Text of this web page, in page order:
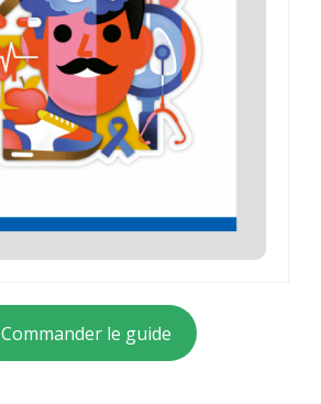
Commander le guide